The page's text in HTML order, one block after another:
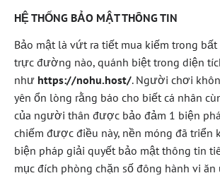
HỆ THỐNG BẢO MẬT THÔNG TIN
Bảo mật là vứt ra tiết mua kiếm trong
trực đường nào, quánh biệt trong diện
như https://nohu.host/. Người chơi
yên ổn lòng rằng báo cho biết cá nhân
của người thân được bảo đảm 1 biện
chiếm được điều này, nền móng đã triển
biện pháp giải quyết bảo mật thông tin
mục đích phòng chặn số đông hành vi ăn